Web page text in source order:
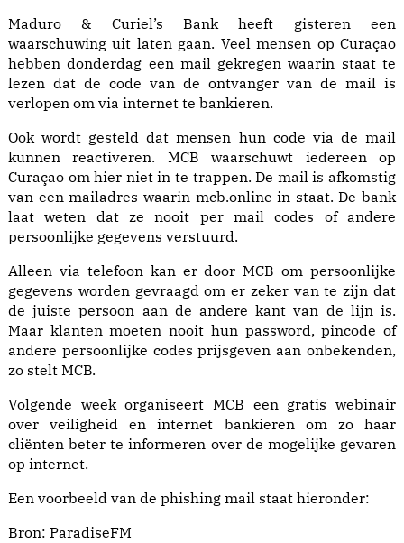
Maduro & Curiel’s Bank heeft gisteren een
waarschuwing uit laten gaan. Veel mensen op Curaçao
hebben donderdag een mail gekregen waarin staat te
lezen dat de code van de ontvanger van de mail is
verlopen om via internet te bankieren.
Ook wordt gesteld dat mensen hun code via de mail
kunnen reactiveren. MCB waarschuwt iedereen op
Curaçao om hier niet in te trappen. De mail is afkomstig
van een mailadres waarin mcb.online in staat. De bank
laat weten dat ze nooit per mail codes of andere
persoonlijke gegevens verstuurd.
Alleen via telefoon kan er door MCB om persoonlijke
gegevens worden gevraagd om er zeker van te zijn dat
de juiste persoon aan de andere kant van de lijn is.
Maar klanten moeten nooit hun password, pincode of
andere persoonlijke codes prijsgeven aan onbekenden,
zo stelt MCB.
Volgende week organiseert MCB een gratis webinair
over veiligheid en internet bankieren om zo haar
cliënten beter te informeren over de mogelijke gevaren
op internet.
Een voorbeeld van de phishing mail staat hieronder:
Bron: ParadiseFM